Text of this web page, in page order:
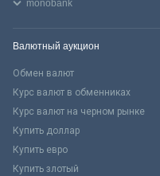
monobank
Валютный аукцион
Обмен валют
Курс валют в обменниках
Курс валют на черном рынке
Купить доллар
Купить евро
Купить злотый